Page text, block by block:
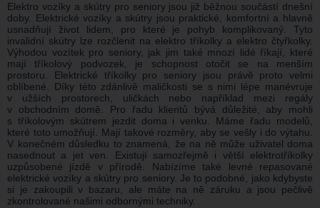
Elektro vozíky a skútry pro seniory jsou již běžnou součástí dnešní
doby. Elektrické vozíky a skútry jsou praktické, komfortní a hlavně
usnadňují život lidem, pro které je pohyb komplikovaný. Tyto
invalidní skútry lze rozčlenit na elektro tříkolky a elektro čtyřkolky.
Výhodou vozítek pro seniory, jak jim také mnozí lidé říkají, které
mají tříkolový podvozek, je schopnost otočit se na menším
prostoru. Elektrické tříkolky pro seniory jsou právě proto velmi
oblíbené. Díky této zdánlivě maličkosti se s nimi lépe manévruje
v užších prostorech, uličkách nebo například mezi regály
v obchodním domě. Pro řadu klientů bývá důležité, aby mohli
s tříkolovým skútrem jezdit doma i venku. Máme řadu modelů,
které toto umožňují. Mají takové rozměry, aby se vešly i do výtahu.
V konečném důsledku to znamená, že na ně může uživatel doma
nasednout a jet ven. Existují samozřejmě i větší elektrotříkolky
uzpůsobené jízdě v přírodě. Nabízíme také levné repasované
elektrické vozíky a skútry pro seniory. Je to podobné, jako kdybyste
si je zakoupili v bazaru, ale máte na ně záruku a jsou pečlivě
zkontrolované našimi odbornými techniky.